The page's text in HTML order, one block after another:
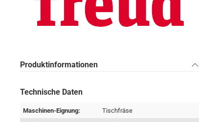
Produktinformationen
Technische Daten
Maschinen-Eignung: Tischfräse